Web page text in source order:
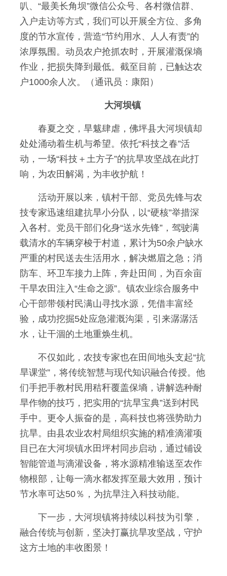
叭、“最美长角坝”微信公众号、各村微信群、
入户走访等方式，我们可以开展全方位、多角
度的节水宣传，营造“节约用水、人人有责”的
浓厚氛围。动员农户抢抓农时，开展灌溉保墒
作业，把损失降到最低。截至目前，已触达农
户1000余人次。（通讯员：康阳）
大河坝镇
春夏之交，旱魃肆虐，佛坪县大河坝镇却
处处涌动着生机与希望。依托“科技之春”活
动，一场“科技＋土方子”的抗旱攻坚战在此打
响，为农田解渴，为丰收护航！
活动开展以来，镇村干部、党员先锋与农
技专家迅速组建抗旱小分队，以“硬核”举措深
入各村。党员干部们化身“送水先锋”，驾驶满
载清水的车辆穿梭于村道，累计为50余户缺水
严重的村民送去生活用水，解决燃眉之急；消
防车、环卫车接力上阵，奔赴田间，为百余亩
干旱农田注入“生命之源”。镇农业综合服务中
心干部带领村民满山寻找水源，凭借丰富经
验，成功挖掘5处应急灌溉沟渠，引来潺潺活
水，让干涸的土地重焕生机。
不仅如此，农技专家也在田间地头支起“抗
旱课堂”，将传统智慧与现代知识融合传授。他
们手把手教村民用秸秆覆盖保墒，讲解选种耐
旱作物的技巧，把实用的“抗旱宝典”送到村民
手中。更令人振奋的是，高科技也将强势助力
抗旱。由县农业农村局组织实施的精准滴灌项
目已在大河坝镇水田坪村同步启动，通过铺设
智能管道与滴灌设备，将水源精准输送至农作
物根部，让每一滴水都发挥至最大效用，预计
节水率可达50％，为抗旱注入科技动能。
下一步，大河坝镇将持续以科技为引擎，
融合传统与创新，坚决打赢抗旱攻坚战，守护
这方土地的丰收图景！